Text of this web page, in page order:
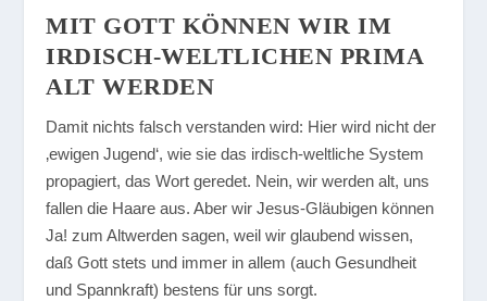
MIT GOTT KÖNNEN WIR IM
IRDISCH-WELTLICHEN PRIMA
ALT WERDEN
Damit nichts falsch verstanden wird: Hier wird nicht der
‚ewigen Jugend‘, wie sie das irdisch-weltliche System
propagiert, das Wort geredet. Nein, wir werden alt, uns
fallen die Haare aus. Aber wir Jesus-Gläubigen können
Ja! zum Altwerden sagen, weil wir glaubend wissen,
daß Gott stets und immer in allem (auch Gesundheit
und Spannkraft) bestens für uns sorgt.